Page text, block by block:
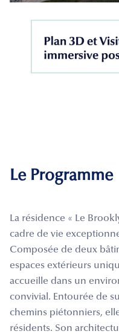
Le Programme
La résidence « Le
cadre de vie
Composée de deux
espaces extérieurs
accueille dans un
convivial. Entourée de
chemins piétonniers,
résidents. Son